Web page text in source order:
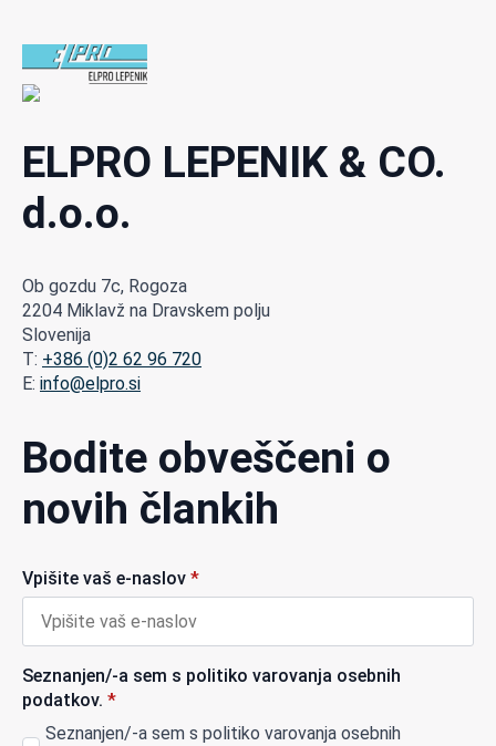
ELPRO LEPENIK & CO.
d.o.o.
Ob gozdu 7c, Rogoza
2204 Miklavž na Dravskem polju
Slovenija
T: +386 (0)2 62 96 720
E: info@elpro.si
Bodite obveščeni o
novih člankih
Vpišite vaš e-naslov *
Seznanjen/-a sem s politiko varovanja osebnih
podatkov. *
Seznanjen/-a sem s politiko varovanja osebnih